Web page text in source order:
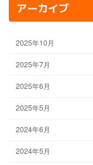
アーカイブ
2025年10月
2025年7月
2025年6月
2025年5月
2024年6月
2024年5月